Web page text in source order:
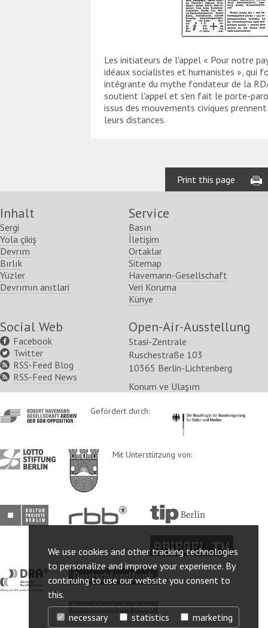
We use cookies and other tracking technologies
to personalize and improve your experience. By
continuing to use our website you consent to
this.
necessary
statistics marketing
Les initiateurs de l'appel « Pour notre
idéaux socialistes et humanistes », qui
intégrante du mythe fondateur de la
soutient l'appel et s'en fait le porte-
issus des mouvements civiques
leurs distances.
Print this page
Inhalt
Sergi
Yola çikiş
Devrım
Bırlık
Yüzler
Devrımın anıtlari
Service
Basın
İletişim
Ortaklar
Sitemap
Havemann-Gesellschaft
Veri Koruma
Künye
Social Web
Facebook
Twitter
RSS-Feed Blog
RSS-Feed News
Open-Air-Ausstellung
Stasi-Zentrale
Ruschestraße 103
10365 Berlin-Lichtenberg
Konum ve Ulaşım
http://www.havemann-
gesellschaft.de/
Gefördert durch: http://
http://www.lotto-
stiftung-
http://www.berlin.de/ba-
lichtenberg/
Mit Unterstützung von:
http://www.kulturprojekte-
berlin.de/
http://www.rbb-
online.de/
http://www.tip-
berlin.de/
http://www.spiegel.tv/
http://www.dra.de/http://www.deutschlandfunk.de/
http://www.deutschlandradiokultur.de/